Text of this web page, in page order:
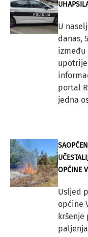
U
danas,
između
portal
jedna
OPĆINE
Usljed
općine